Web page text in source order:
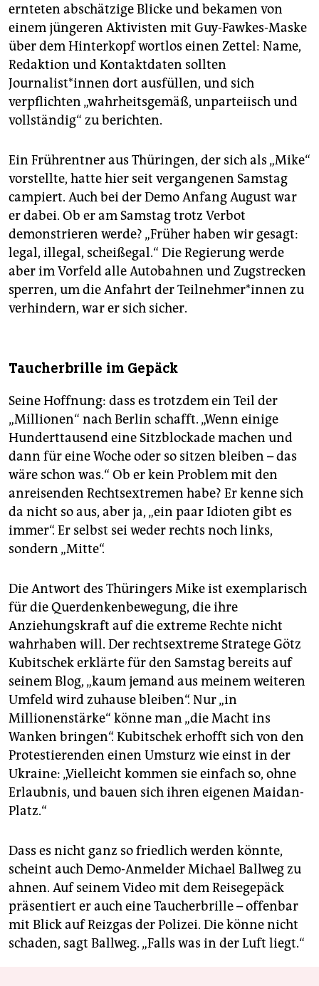
ernteten abschätzige Blicke und bekamen von
einem jüngeren Aktivisten mit Guy-Fawkes-Maske
über dem Hinterkopf wortlos einen Zettel: Name,
Redaktion und Kontaktdaten sollten
Journalist*innen dort ausfüllen, und sich
verpflichten „wahrheitsgemäß, unparteiisch und
vollständig“ zu berichten.
Ein Frührentner aus Thüringen, der sich als „Mike“
vorstellte, hatte hier seit vergangenen Samstag
campiert. Auch bei der Demo Anfang August war
er dabei. Ob er am Samstag trotz Verbot
demonstrieren werde? „Früher haben wir gesagt:
legal, illegal, scheißegal.“ Die Regierung werde
aber im Vorfeld alle Autobahnen und Zugstrecken
sperren, um die Anfahrt der Teilnehmer*innen zu
verhindern, war er sich sicher.
Taucherbrille im Gepäck
Seine Hoffnung: dass es trotzdem ein Teil der
„Millionen“ nach Berlin schafft. „Wenn einige
Hunderttausend eine Sitzblockade machen und
dann für eine Woche oder so sitzen bleiben – das
wäre schon was.“ Ob er kein Problem mit den
anreisenden Rechtsextremen habe? Er kenne sich
da nicht so aus, aber ja, „ein paar Idioten gibt es
immer“. Er selbst sei weder rechts noch links,
sondern „Mitte“.
Die Antwort des Thüringers Mike ist exemplarisch
für die Querdenkenbewegung, die ihre
Anziehungskraft auf die ex­treme Rechte nicht
wahrhaben will. Der rechtsextreme Stratege Götz
Kubitschek erklärte für den Samstag bereits auf
seinem Blog, „kaum jemand aus meinem weiteren
Umfeld wird zuhause bleiben“. Nur „in
Millionenstärke“ könne man „die Macht ins
Wanken bringen“. Kubitschek erhofft sich von den
Protestierenden einen Umsturz wie einst in der
Ukraine: „Vielleicht kommen sie einfach so, ohne
Erlaubnis, und bauen sich ihren eigenen Maidan-
Platz.“
Dass es nicht ganz so friedlich werden könnte,
scheint auch Demo-Anmelder Michael Ballweg zu
ahnen. Auf seinem Video mit dem Reisegepäck
präsentiert er auch eine Taucherbrille – offenbar
mit Blick auf Reizgas der Polizei. Die könne nicht
schaden, sagt Ballweg. „Falls was in der Luft liegt.“